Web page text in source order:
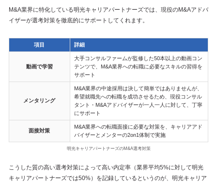
M&A業界に特化している明光キャリアパートナーズでは、現役のM&Aアドバ
イザーが選考対策を徹底的にサポートしてくれます。
項目 詳細
動画で学習
大手コンサルファームが監修した50本以上の動画コン
テンツで、M&A業界への転職に必要なスキルの習得を
サポート
メンタリング
M&A業界の中途採用は決して簡単ではありませんが、
希望就職先への転職を成功させるため、現役コンサル
タント・M&Aアドバイザーが一人一人に対して、丁寧
にサポート
面接対策
M&A業界への転職面接に必要な対策を、キャリアアド
バイザーとメンターの2on1体制で実施
明光キャリアパートナーズのM&A選考対策
こうした質の高い選考対策によって高い内定率（業界平均5%に対して明光
キャリアパートナーズでは50%）を記録しているというのが、明光キャリア